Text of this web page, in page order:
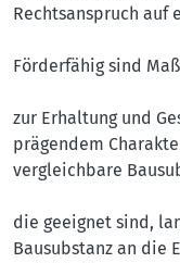
Rechtsanspruch auf
Förderfähig sind
zur Erhaltung und
prägendem
vergleichbare
die geeignet sind,
Bausubstanz an die